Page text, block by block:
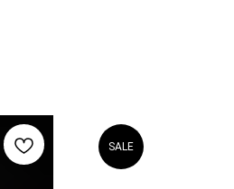
SALE